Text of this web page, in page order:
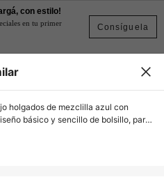
Consíguela
con estilo!
en tu primer
holgados de mezclilla azul con
básico y sencillo de bolsillo, para
otoño, festivales y streetwear
vintage y cool de la Y2K para niños